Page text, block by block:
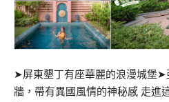
➤屏東墾丁有座華麗的浪漫城堡➤
牆，帶有異國風情的神秘感 走進